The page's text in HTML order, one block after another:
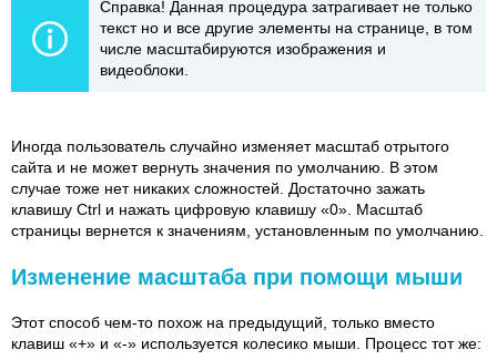
Справка! Данная процедура затрагивает не только
текст но и все другие элементы на странице, в том
числе масштабируются изображения и
видеоблоки.
Иногда пользователь случайно изменяет масштаб отрытого
сайта и не может вернуть значения по умолчанию. В этом
случае тоже нет никаких сложностей. Достаточно зажать
клавишу Ctrl и нажать цифровую клавишу «0». Масштаб
страницы вернется к значениям, установленным по умолчанию.
Изменение масштаба при помощи мыши
Этот способ чем-то похож на предыдущий, только вместо
клавиш «+» и «-» используется колесико мыши. Процесс тот же: